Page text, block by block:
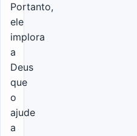
Portanto,
ele
implora
a
Deus
que
o
ajude
a